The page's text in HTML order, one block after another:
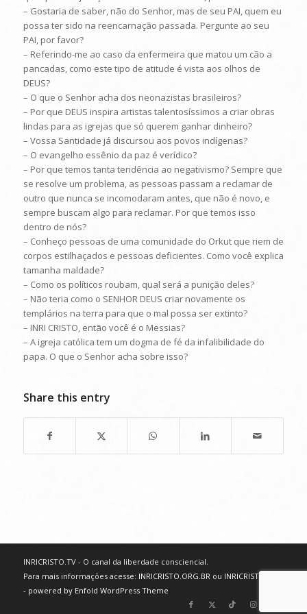
– Gostaria de saber, não do Senhor, mas de seu PAI, quem eu
possa ter sido na reencarnação passada. Pergunte ao seu
PAI, por favor?
– Referindo-me ao caso da enfermeira que matou um cão a
pancadas, como este tipo de atitude é vista aos olhos de
DEUS?
– O que o Senhor acha dos neonazistas brasileiros?
– Por que DEUS inspira artistas talentosíssimos a criar obras
lindas para as igrejas que só querem ganhar dinheiro?
– Vossa Santidade já discursou aos povos indígenas?
– O evangelho essênio da paz é verídico?
– Por que temos tanta tendência ao negativismo? Sempre que
se resolve um problema, as pessoas passam a reclamar de
outro que nunca se incomodaram antes, que não é novo, e
sempre buscam algo para reclamar. Por que temos isso
dentro de nós?
– Conheço pessoas de uma comunidade do Orkut que riem de
corpos estilhaçados e pessoas deficientes. Como você explica
tamanha maldade?
– Como os políticos roubam, qual será a punição deles?
– Não teria como o SENHOR DEUS criar novamente os
templários na terra para que o mal possa ser extinto?
– INRI CRISTO, então você é o Messias?
– A igreja católica tem um dogma de fé da infalibilidade do
papa. O que o Senhor acha sobre isso?
Share this entry
INRICRISTO.TV - O canal da liberdade consciencial.
Para mais informações acesse: INRICRISTO.ORG.BRou INRICRISTO.NET
- powered by Enfold WordPress Theme